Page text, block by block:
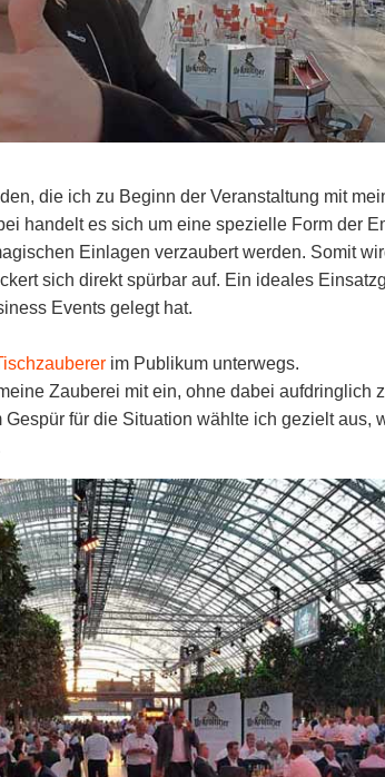
die ich zu Beginn der Veranstaltung mit
handelt es sich um eine spezielle Form der
Einlagen verzaubert werden. Somit
sich direkt spürbar auf. Ein ideales
Events gelegt hat.
im Publikum unterwegs.
Zauberei mit ein, ohne dabei aufdringlich
für die Situation wählte ich gezielt aus,